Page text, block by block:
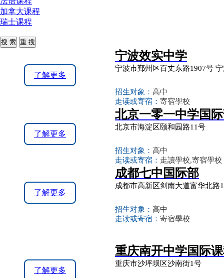
加拿大课程
瑞士课程
了解更多
宁波效实中学
宁波市鄞州区百丈东路1907号
招生对象： 高中
走读或寄宿： 寄宿學校
了解更多
北京一零一中学国
北京市海淀区颐和园路11号
招生对象： 高中
走读或寄宿： 走讀學校,寄宿學校
了解更多
成都七中国际部
成都市高新区剑南大道富华北路
招生对象： 高中
走读或寄宿： 寄宿學校
了解更多
重庆南开中学国际
重庆市沙坪坝区沙南街1号